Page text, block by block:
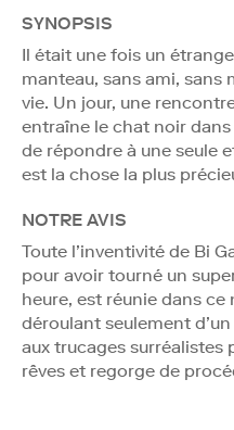
SYNOPSIS
Il était une fois un
manteau, sans ami, sans
vie. Un jour, une
entraîne le chat noir
de répondre à une seule
est la chose la plus
NOTRE AVIS
Toute l’inventivité de Bi
pour avoir tourné un
heure, est réunie dans
déroulant seulement
aux trucages surréalistes
rêves et regorge de